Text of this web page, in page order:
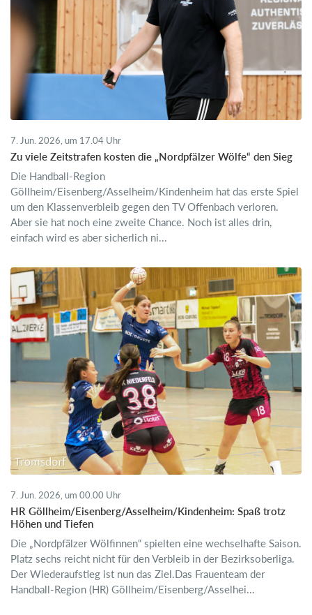
7. Jun. 2026, um 17.04 Uhr
Zu viele Zeitstrafen kosten die „Nordpfälzer Wölfe“ den Sieg
Die Handball-Region
Göllheim/Eisenberg/Asselheim/Kindenheim hat das erste Spiel
um den Klassenverbleib gegen den TV Offenbach verloren.
Aber sie hat noch eine zweite Chance. Noch ist alles drin,
einfach wird es aber sicherlich ni...
7. Jun. 2026, um 00.00 Uhr
HR Göllheim/Eisenberg/Asselheim/Kindenheim: Spaß trotz
Höhen und Tiefen
Die „Nordpfälzer Wölfinnen“ spielten eine wechselhafte Saison.
Platz sechs reicht nicht für den Verbleib in der Bezirksoberliga.
Der Wiederaufstieg ist nun das Ziel.Das Frauenteam der
Handball-Region (HR) Göllheim/Eisenberg/Asselhei...